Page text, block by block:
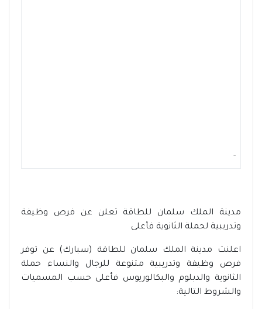
-
مدينة الملك سلمان للطاقة تعلن عن فرص وظيفة
وتدريبية لحملة الثانوية فأعلى
اعلنت مدينة الملك سلمان للطاقة (سبارك) عن توفر
فرص وظيفة وتدريبية متنوعة للرجال والنساء حملة
الثانوية والدبلوم والبكالوريوس فأعلى حسب المسميات
والشروط التالية: